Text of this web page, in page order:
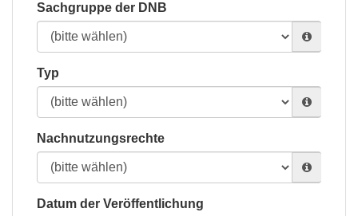
Sachgruppe der DNB
Typ
Nachnutzungsrechte
Datum der Veröffentlichung